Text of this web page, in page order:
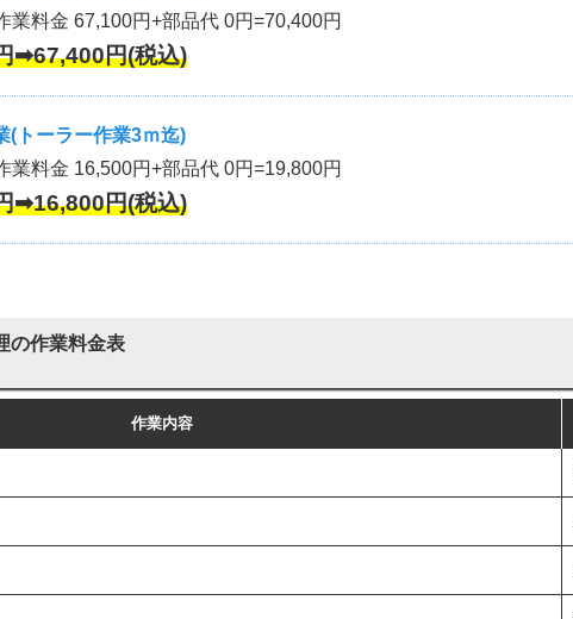
業料金 67,100円+部品代 0円=70,400円
➡67,400円(税込)
(トーラー作業3ｍ迄)
業料金 16,500円+部品代 0円=19,800円
➡16,800円(税込)
の作業料金表
作業内容